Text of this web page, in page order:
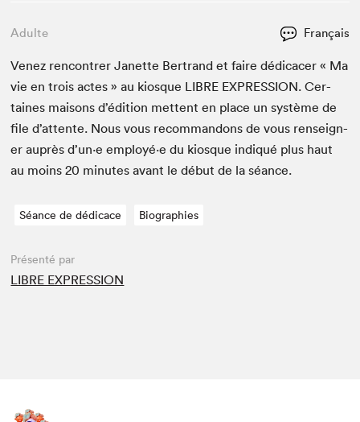
Adulte Français
Venez ren­con­tr­er Janette Bertrand et faire dédi­cac­er « Ma
vie en trois actes » au kiosque LIBRE EXPRES­SION. Cer­
taines maisons d’édi­tion met­tent en place un sys­tème de
file d’at­tente. Nous vous recom­man­dons de vous ren­seign­
er auprès d’un·e employé·e du kiosque indiqué plus haut
au moins20 min­utes avant le début de la séance.
Séance de dédicace Biographies
Présenté par
LIBRE EXPRESSION